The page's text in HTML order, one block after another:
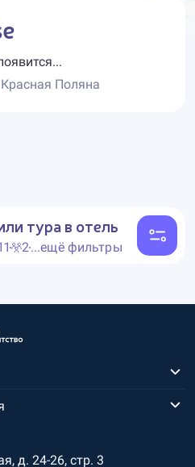
Поляна
тура в отель
2...ещё фильтры
д. 24-26, стр. 3